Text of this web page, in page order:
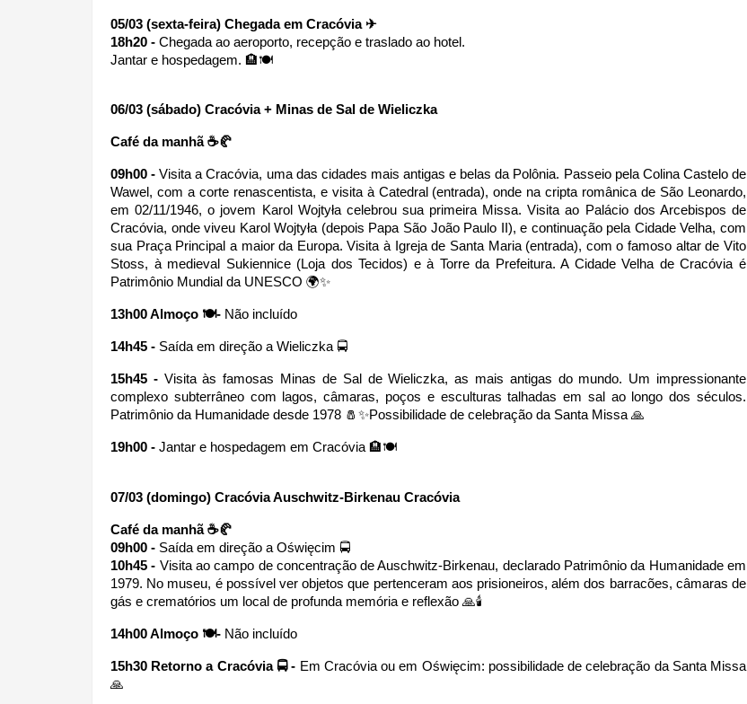
05/03 (sexta-feira) Chegada em Cracóvia ✈
18h20 - Chegada ao aeroporto, recepção e traslado ao hotel.
Jantar e hospedagem. 🏨🍽
06/03 (sábado) Cracóvia + Minas de Sal de Wieliczka
Café da manhã ☕🥐
09h00 - Visita a Cracóvia, uma das cidades mais antigas e belas da Polônia. Passeio pela Colina Castelo de
Wawel, com a corte renascentista, e visita à Catedral (entrada), onde na cripta românica de São Leonardo,
em 02/11/1946, o jovem Karol Wojtyła celebrou sua primeira Missa. Visita ao Palácio dos Arcebispos de
Cracóvia, onde viveu Karol Wojtyła (depois Papa São João Paulo II), e continuação pela Cidade Velha, com
sua Praça Principal a maior da Europa. Visita à Igreja de Santa Maria (entrada), com o famoso altar de Vito
Stoss, à medieval Sukiennice (Loja dos Tecidos) e à Torre da Prefeitura. A Cidade Velha de Cracóvia é
Patrimônio Mundial da UNESCO 🌍✨
13h00 Almoço 🍽- Não incluído
14h45 - Saída em direção a Wieliczka 🚍
15h45 - Visita às famosas Minas de Sal de Wieliczka, as mais antigas do mundo. Um impressionante
complexo subterrâneo com lagos, câmaras, poços e esculturas talhadas em sal ao longo dos séculos.
Patrimônio da Humanidade desde 1978 🧂✨Possibilidade de celebração da Santa Missa 🙏
19h00 - Jantar e hospedagem em Cracóvia 🏨🍽
07/03 (domingo) Cracóvia Auschwitz-Birkenau Cracóvia
Café da manhã ☕🥐
09h00 - Saída em direção a Oświęcim 🚍
10h45 - Visita ao campo de concentração de Auschwitz-Birkenau, declarado Patrimônio da Humanidade em
1979. No museu, é possível ver objetos que pertenceram aos prisioneiros, além dos barracões, câmaras de
gás e crematórios um local de profunda memória e reflexão 🙏🕯
14h00 Almoço 🍽- Não incluído
15h30 Retorno a Cracóvia 🚍 - Em Cracóvia ou em Oświęcim: possibilidade de celebração da Santa Missa
🙏